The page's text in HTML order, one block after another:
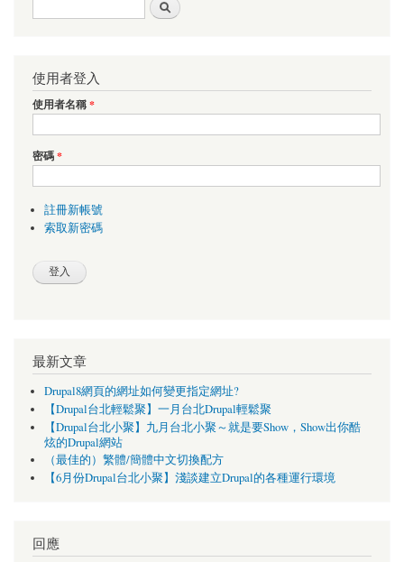
使用者登入
使用者名稱*
密碼*
註冊新帳號
索取新密碼
最新文章
Drupal8網頁的網址如何變更指定網址?
【Drupal台北輕鬆聚】一月台北Drupal輕鬆聚
【Drupal台北小聚】九月台北小聚～就是要Show，Show出你酷
炫的Drupal網站
（最佳的）繁體/簡體中文切換配方
【6月份Drupal台北小聚】淺談建立Drupal的各種運行環境
回應